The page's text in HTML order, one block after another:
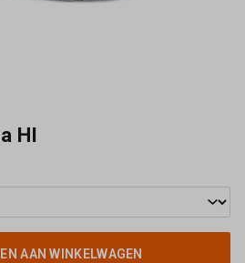
HI
AAN WINKELWAGEN